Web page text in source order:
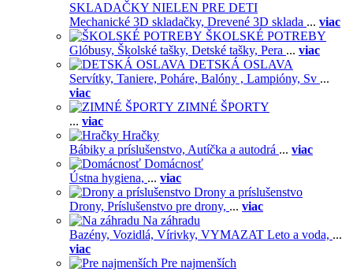
SKLADAČKY NIELEN PRE DETI
Mechanické 3D skladačky, Drevené 3D sklada ... viac
ŠKOLSKÉ POTREBY
Glóbusy, Školské tašky, Detské tašky, Pera ... viac
DETSKÁ OSLAVA
Servítky, Taniere, Poháre, Balóny , Lampióny, Sv ...
viac
ZIMNÉ ŠPORTY
... viac
Hračky
Bábiky a príslušenstvo, Autíčka a autodrá ... viac
Domácnosť
Ústna hygiena, ... viac
Drony a príslušenstvo
Drony, Príslušenstvo pre drony, ... viac
Na záhradu
Bazény, Vozidlá, Vírivky, VYMAZAT Leto a voda, ...
viac
Pre najmenších